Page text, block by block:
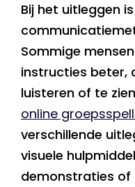
Bij het uitleggen
Sommige
instructies beter,
luisteren of te
online
verschillende
visuele
demonstraties of